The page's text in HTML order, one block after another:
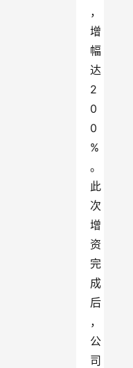
，
增
幅
达
2
0
0
%
。
此
次
增
资
完
成
后
，
公
司